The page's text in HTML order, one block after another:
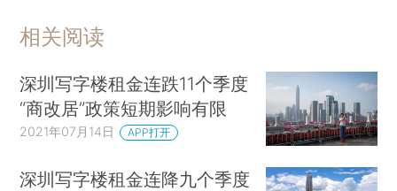
相关阅读
深圳写字楼租金连跌11个季度
“商改居”政策短期影响有限
2021年07月14日 APP打开
深圳写字楼租金连降九个季度